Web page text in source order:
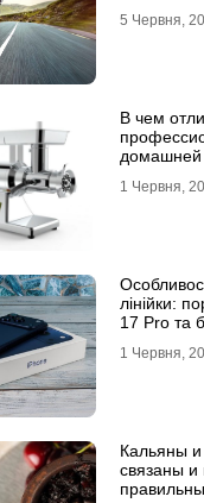
5 Червня,
В чем
домашней
1 Червня,
лінійки:
17 Pro та
1 Червня,
Кальяны и
связаны и